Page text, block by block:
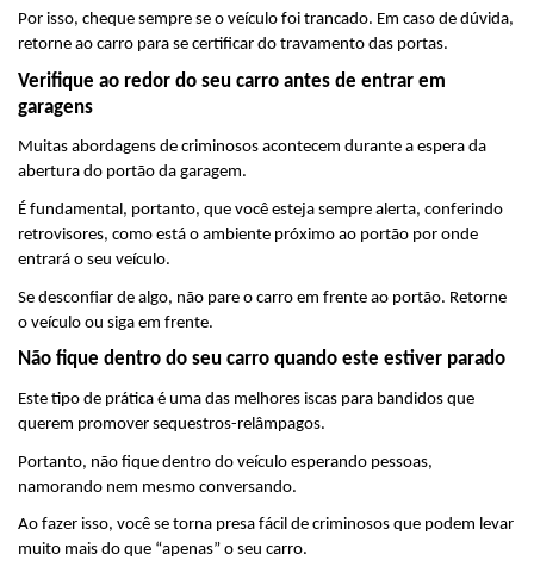
Por isso, cheque sempre se o veículo foi trancado. Em caso de dúvida,
retorne ao carro para se certificar do travamento das portas.
Verifique ao redor do seu carro antes de entrar em
garagens
Muitas abordagens de criminosos acontecem durante a espera da
abertura do portão da garagem.
É fundamental, portanto, que você esteja sempre alerta, conferindo
retrovisores, como está o ambiente próximo ao portão por onde
entrará o seu veículo.
Se desconfiar de algo, não pare o carro em frente ao portão. Retorne
o veículo ou siga em frente.
Não fique dentro do seu carro quando este estiver parado
Este tipo de prática é uma das melhores iscas para bandidos que
querem promover sequestros-relâmpagos.
Portanto, não fique dentro do veículo esperando pessoas,
namorando nem mesmo conversando.
Ao fazer isso, você se torna presa fácil de criminosos que podem levar
muito mais do que “apenas” o seu carro.